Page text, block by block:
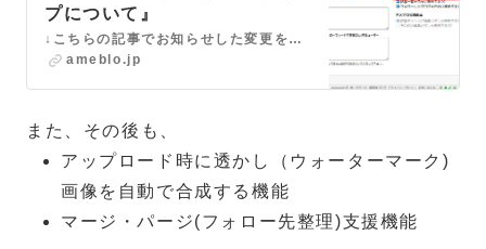
プについて』
↓こちらの記事でお知らせした変更を加えた新しいバージョンを公開しました。 『amecareの機能や操作画面が変わります』今月中のリリースを目指しているamec…
ameblo.jp
また、その後も、
アップロード時に透かし（ウォーターマーク)
画像を自動で合成する機能
マージ・パージ(フォロー先整理)支援機能